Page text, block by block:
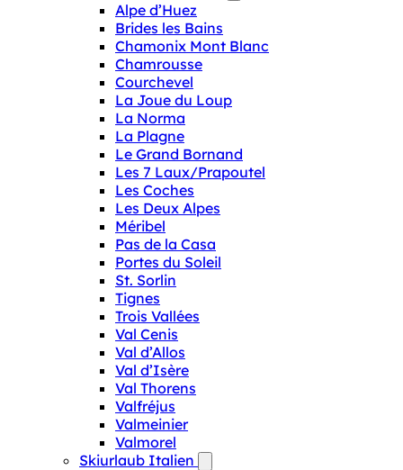
Alpe d’Huez
Brides les Bains
Chamonix Mont Blanc
Chamrousse
Courchevel
La Joue du Loup
La Norma
La Plagne
Le Grand Bornand
Les 7 Laux/Prapoutel
Les Coches
Les Deux Alpes
Méribel
Pas de la Casa
Portes du Soleil
St. Sorlin
Tignes
Trois Vallées
Val Cenis
Val d’Allos
Val d’Isère
Val Thorens
Valfréjus
Valmeinier
Valmorel
Skiurlaub Italien